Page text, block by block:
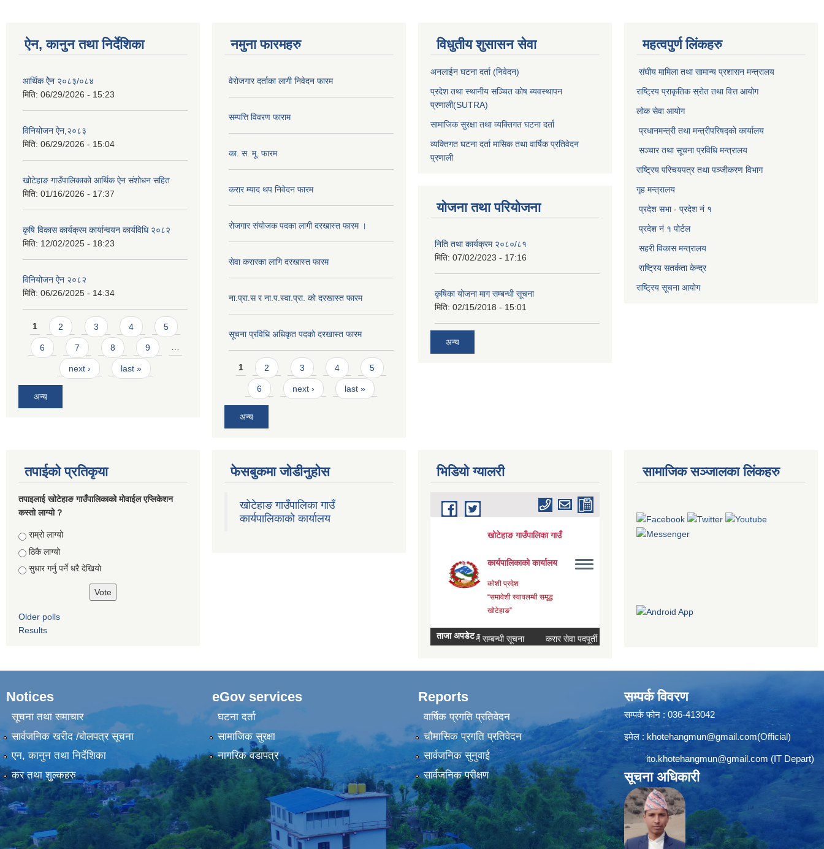
ऐन, कानुन तथा निर्देशिका
आर्थिक ऐेन २०८३/०८४
मिति: 06/29/2026 - 15:23
विनियोजन ऐन,२०८३
मिति: 06/29/2026 - 15:04
खोटेहाङ गाउँपालिकाको आर्थिक ऐन संशोधन सहित
मिति: 01/16/2026 - 17:37
कृषि विकास कार्यक्रम कार्यान्वयन कार्यविधि २०८२
मिति: 12/02/2025 - 18:23
विनियोजन ऐन २०८२
मिति: 06/26/2025 - 14:34
Pages
1 2 3 4 5
6 7 8 9 …
next › last »
अन्य
नमुना फारमहरु
वेरोजगार दर्ताका लागी निवेदन फारम
सम्पत्ति विवरण फाराम
का. स. मू. फारम
करार म्याद थप निवेदन फारम
रोजगार संयोजक पदका लागी दरखास्त फारम ।
सेवा करारका लागि दरखास्त फारम
ना‍.प्रा.स र ना.प.स्वा.प्रा. काे दरखास्त फारम
सूचना प्रविधि अधिकृत पदकाे दरखास्त फारम
Pages
1 2 3 4 5
6 next › last »
अन्य
विधुतीय शुसासन सेवा
अनलाईन घटना दर्ता (निवेदन)
प्रदेश तथा स्थानीय सञ्चित कोष ब्यवस्थापन
प्रणाली(SUTRA)
सामाजिक सुरक्षा तथा व्यक्तिगत घटना दर्ता
व्यक्तिगत घटना दर्ता मासिक तथा वार्षिक प्रतिवेदन
प्रणाली
योजना तथा परियोजना
निति तथा कार्यक्रम २०८०/८१
मिति: 07/02/2023 - 17:16
कृषिका योजना माग सम्बन्धी सूचना
मिति: 02/15/2018 - 15:01
अन्य
महत्वपुर्ण लिंकहरु
संघीय मामिला तथा सामान्य प्रशासन मन्त्रालय
राष्ट्रिय प्राकृतिक स्राेत तथा वित्त आयोग
लोक सेवा आयोग
प्रधानमन्त्री तथा मन्त्रीपरिषद्को कार्यालय
सञ्‍चार तथा सूचना प्रविधि मन्त्रालय
राष्ट्रिय परिचयपत्र तथा पञ्जीकरण विभाग​
गृह मन्त्रालय
प्रदेश सभा - प्रदेश नं १
प्रदेश नं १ पोर्टल
सहरी विकास मन्त्रालय
राष्ट्रिय सतर्कता केन्द्र
राष्ट्रिय सूचना आयोग
तपाईको प्रतिकृया
तपाइलाई खोटेहाङ गाउँपालिकाको माेवाईल एप्लिकेशन
कस्तो लाग्यो ?
Choices
राम्रो लाग्यो
ठिकै लाग्यो
सुधार गर्नु पर्ने धरै देखियाे
Older polls
Results
फेसबुकमा जोडीनुहोस
खोटेहाङ गाउँपालिका गाउँ
कार्यपालिकाको कार्यालय
भिडियाे ग्यालरी सामाजिक सञ्जालका लिंकहरु
Notices
सूचना तथा समाचार
सार्वजनिक खरीद /बोलपत्र सूचना
एन, कानुन तथा निर्देशिका
कर तथा शुल्कहरु
eGov services
घटना दर्ता
सामाजिक सुरक्षा
नागरिक वडापत्र
Reports
वार्षिक प्रगति प्रतिवेदन
चौमासिक प्रगति प्रतिवेदन
सार्वजनिक सुनुवाई
सार्वजनिक परीक्षण
सम्पर्क विवरण
सम्पर्क फोन : 036-413042
इमेल : khotehangmun@gmail.com(Official)
ito.khotehangmun@gmail.com (IT Depart)
सूचना अधिकारी